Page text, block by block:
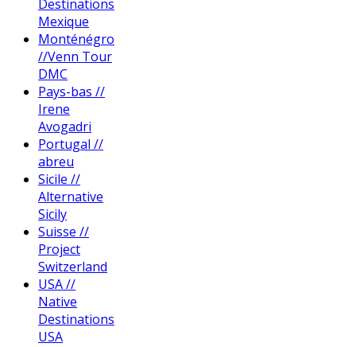
Destinations
Mexique
Monténégro
//Venn Tour
DMC
Pays-bas //
Irene
Avogadri
Portugal //
abreu
Sicile //
Alternative
Sicily
Suisse //
Project
Switzerland
USA //
Native
Destinations
USA